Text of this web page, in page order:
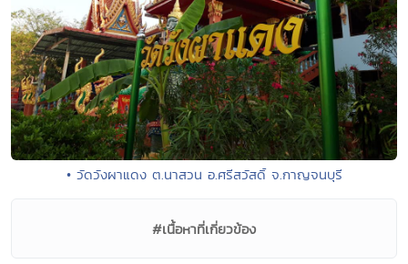
• วัดวังผาแดง ต.นาสวน อ.ศรีสวัสดิ์ จ.กาญจนบุรี
#เนื้อหาที่เกี่ยวข้อง